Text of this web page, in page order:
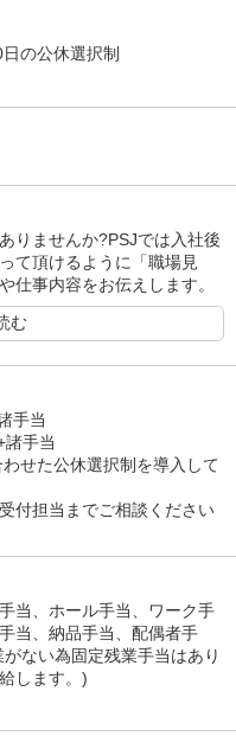
の公休選択制
りませんか?PSJでは入社後
て頂けるように「職場見
仕事内容をお伝えします。
ださい。※詳しくは応募時
ル業務[1]接客:メダルの計
、ゴミ回収や拭き掃除も行
機や設備品のエラーが起き
育:ホール業務育成を行い
持ち、職場・店舗環境の改
験者はもちろん大歓迎です
経験の従業員も弊社には多
社してから実務を伴いなが
経験を活かし、営業部門で
理等に携わる道へステップ
をみつけるお手伝いと、そ
レンジしたい気持ちに、し
む
手当
手当
せた公休選択制を導入して
付担当までご相談ください
当、ホール手当、ワーク手
当、納品手当、配偶者手
ない為固定残業手当はあり
します。)